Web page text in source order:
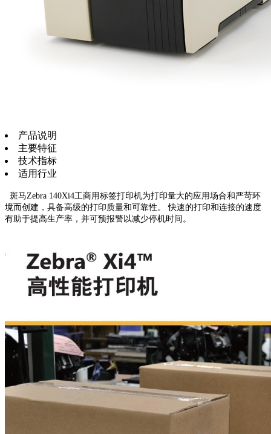
产品说明
主要特征
技术指标
适用行业
斑马Zebra 140Xi4工商用标签打印机为打印量大的应用场合和严苛环
境而创建，具备高级的打印质量和可靠性。 快速的打印和连接的速度
有助于提高生产率，并可预报警以减少停机时间。